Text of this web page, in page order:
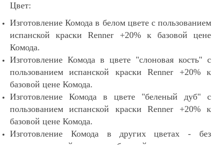
Цвет:
Изготовление Комода в белом цвете с пользованием
испанской краски Renner +20% к базовой цене
Комода.
Изготовление Комода в цвете "слоновая кость" с
пользованием испанской краски Renner +20% к
базовой цене Комода.
Изготовление Комода в цвете "беленый дуб" с
пользованием испанской краски Renner +20% к
базовой цене Комода.
Изготовление Комода в других цветах - без